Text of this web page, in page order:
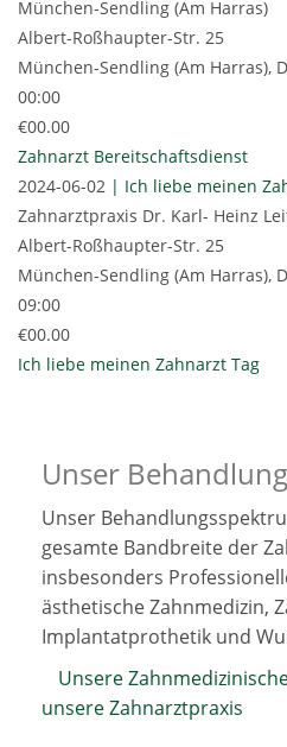
München-Sendling (Am Harras)
Albert-Roßhaupter-Str. 25
München-Sendling (Am Harras),
00:00
€00.00
Zahnarzt Bereitschaftsdienst
2024-06-02 | Ich liebe meinen
Zahnarztpraxis Dr. Karl- Heinz
Albert-Roßhaupter-Str. 25
München-Sendling (Am Harras),
09:00
€00.00
Ich liebe meinen Zahnarzt Tag
Unser
Unser
gesamte Bandbreite der
insbesonders
ästhetische Zahnmedizin,
Implantatprothetik und
Unsere
unsere Zahnarztpraxis